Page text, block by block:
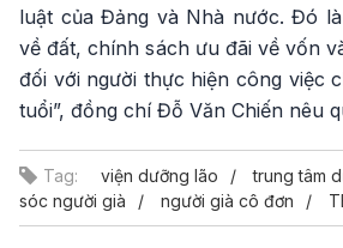
luật của Đảng và Nhà nước. Đó
về đất, chính sách ưu đãi về vốn
đối với người thực hiện công việc
tuổi”, đồng chí Đỗ Văn Chiến nêu
Tag: viện dưỡng lão trung tâm
sóc người già
người già cô đơn